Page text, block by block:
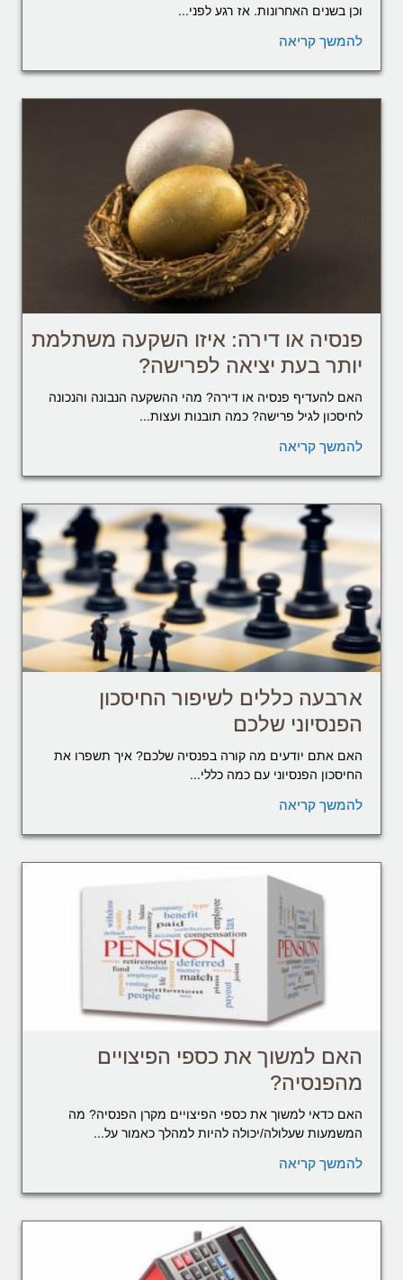
וכן בשנים האחרונות. אז רגע לפני...
להמשך קריאה
פנסיה או דירה: איזו השקעה משתלמת
יותר בעת יציאה לפרישה?
האם להעדיף פנסיה או דירה? מהי ההשקעה הנבונה והנכונה
לחיסכון לגיל פרישה? כמה תובנות ועצות...
להמשך קריאה
ארבעה כללים לשיפור החיסכון
הפנסיוני שלכם
האם אתם יודעים מה קורה בפנסיה שלכם? איך תשפרו את
החיסכון הפנסיוני עם כמה כללי...
להמשך קריאה
האם למשוך את כספי הפיצויים
מהפנסיה?
האם כדאי למשוך את כספי הפיצויים מקרן הפנסיה? מה
המשמעות שעלולה/יכולה להיות למהלך כאמור על...
להמשך קריאה